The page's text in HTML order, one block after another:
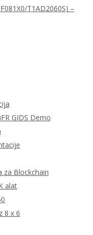
T1AD2060S) –
GIDS Demo
za Blockchain
alat
8 x 6